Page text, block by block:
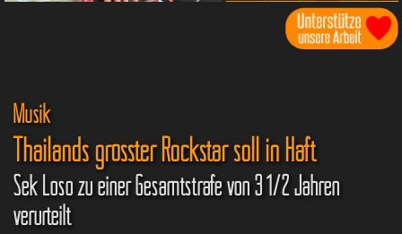
Musik
Thailands grösster Rockstar soll in Haft
Sek Loso zu einer Gesamtstrafe von 3 1/2 Jahren
verurteilt